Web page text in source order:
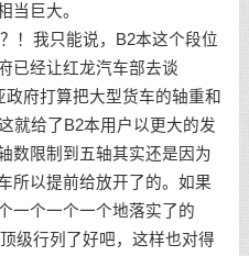
当巨大。
！我只能说，B2本这个段位
已经让红龙汽车部去谈
府打算把大型货车的轴重和
就给了B2本用户以更大的发
数限制到五轴其实还是因为
所以提前给放开了的。如果
一个一个一个地落实了的
级行列了好吧，这样也对得